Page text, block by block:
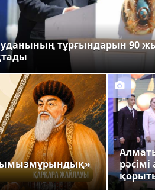
тұрғындарын 90